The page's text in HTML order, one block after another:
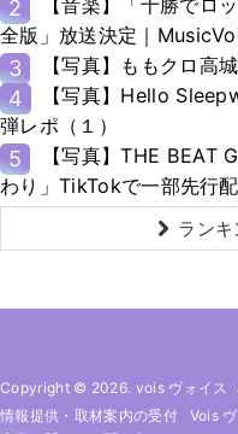
2
【音楽】「十勝でロ
全版」放送決定｜
3 【写真】ももクロ高
4
【写真】Hello
弾レポ（１）
5
【写真】THE BEAT
わり」TikTokで一部先行
ラン
Copyright © 2026. vois ヴォイス
情報提供・取材案内の受付
Vois